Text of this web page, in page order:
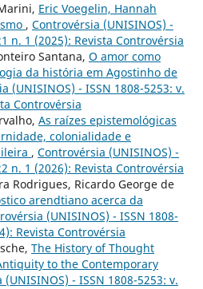
Eric Voegelin, Hannah
, Controvérsia (UNISINOS) -
n. 1 (2025): Revista Controvérsia
Santana, O amor como
da história em Agostinho de
(UNISINOS) - ISSN 1808-5253: v.
Controvérsia
As raízes epistemológicas
colonialidade e
, Controvérsia (UNISINOS) -
n. 1 (2026): Revista Controvérsia
Rodrigues, Ricardo George de
arendtiano acerca da
(UNISINOS) - ISSN 1808-
Revista Controvérsia
The History of Thought
to the Contemporary
- ISSN 1808-5253: v.